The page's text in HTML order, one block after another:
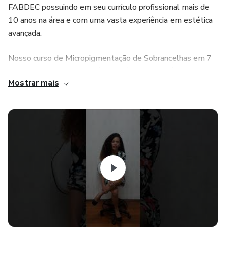
FABDEC possuindo em seu currículo profissional mais de
10 anos na área e com uma vasta experiência em estética
avançada.
Nosso curso de Micropigmentação de Sobrancelhas em 7
fazer sobrancelhas perfeitas em até 7 dias e já começar a
profissional e seguro de harmonizar o rosto de suas
clientes com a sobrancelha ideal, que você aprenderá mais
rápido do que qualquer outro curso. Com esse método,
você lotará sua agenda de clientes e se tornará uma
profissional de respeito e mérito em sua cidade e região!
Iremos ensinar em vídeo aulas práticas e fáceis, para que
qualquer um possa aprender.
Bônus:
Mostrar mais